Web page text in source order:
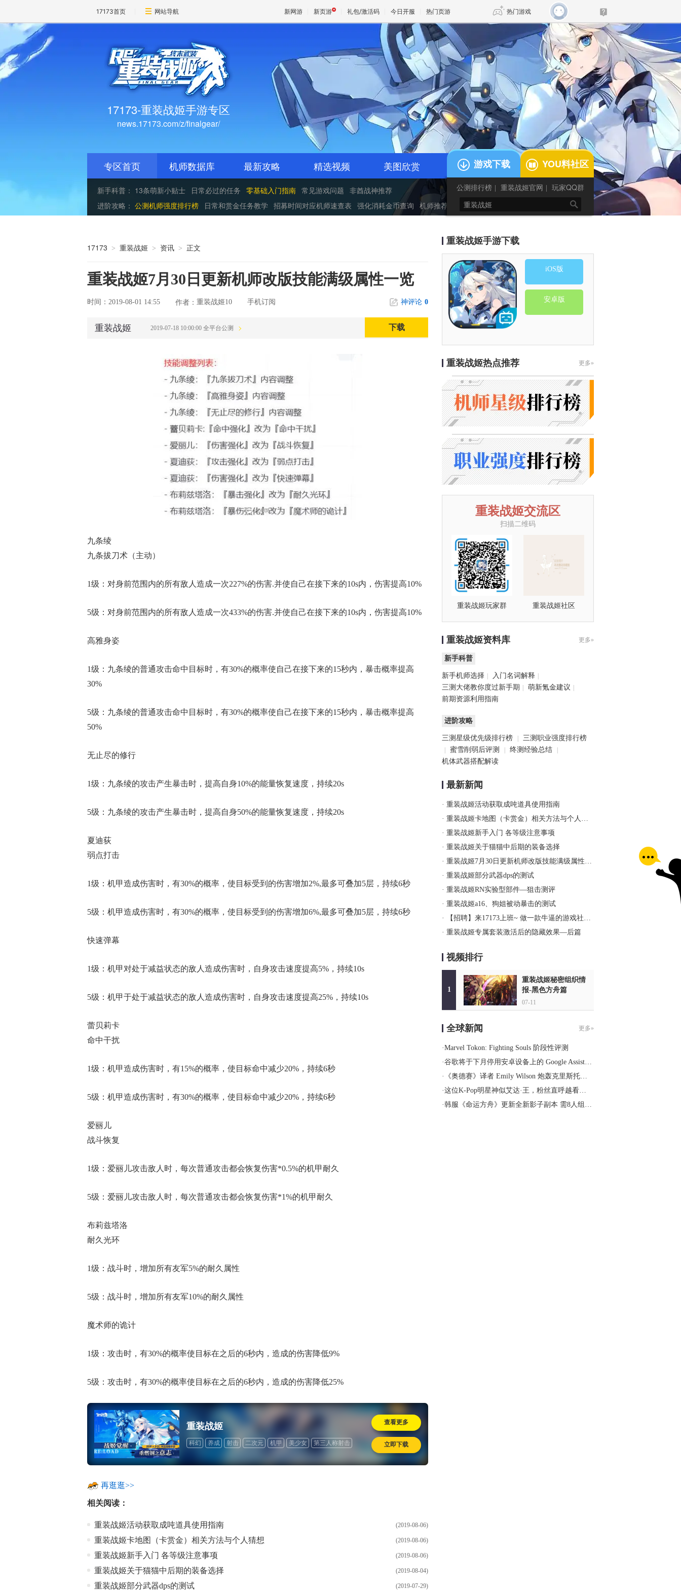
17173首页 网站导航 新网游 新页游 礼包/激活码 今日开服 热门页游 热门游戏
魔兽 DNF
天堂 剑网3旗舰版 新天龙八部
王权与自由 诛仙世界 仙剑世界
17173-重装战姬手游专区
news.17173.com/z/finalgear/
专区首页 机师数据库 最新攻略 精选视频 美图欣赏
新手科普： 13条萌新小贴士 日常必过的任务 零基础入门指南 常见游戏问题 非酋战神推荐
进阶攻略： 公测机师强度排行榜 日常和赏金任务教学 招募时间对应机师速查表 强化消耗金币查询 机师推荐和资源分配
游戏下载 YOU料社区
公测排行榜 重装战姬官网 玩家QQ群

17173 > 重装战姬 > 资讯 > 正文
重装战姬7月30日更新机师改版技能满级属性一览
时间：2019-08-01 14:55 作者： 重装战姬10 手机订阅 神评论 0
重装战姬 2019-07-18 10:00:00 全平台公测 下载
九条绫
九条拔刀术（主动）
1级：对身前范围内的所有敌人造成一次227%的伤害.并使自己在接下来的10s内，伤害提高10%
5级：对身前范围内的所有敌人造成一次433%的伤害.并使自己在接下来的10s内，伤害提高10%
高雅身姿
1级：九条绫的普通攻击命中目标时，有30%的概率使自己在接下来的15秒内，暴击概率提高
30%
5级：九条绫的普通攻击命中目标时，有30%的概率使自己在接下来的15秒内，暴击概率提高
50%
无止尽的修行
1级：九条绫的攻击产生暴击时，提高自身10%的能量恢复速度，持续20s
5级：九条绫的攻击产生暴击时，提高自身50%的能量恢复速度，持续20s
夏迪荻
弱点打击
1级：机甲造成伤害时，有30%的概率，使目标受到的伤害增加2%,最多可叠加5层，持续6秒
5级：机甲造成伤害时，有30%的概率，使目标受到的伤害增加6%,最多可叠加5层，持续6秒
快速弹幕
1级：机甲对处于减益状态的敌人造成伤害时，自身攻击速度提高5%，持续10s
5级：机甲于处于减益状态的敌人造成伤害时，自身攻击速度提高25%，持续10s
蕾贝莉卡
命中干扰
1级：机甲造成伤害时，有15%的概率，使目标命中减少20%，持续6秒
5级：机甲造成伤害时，有30%的概率，使目标命中减少20%，持续6秒
爱丽儿
战斗恢复
1级：爱丽儿攻击敌人时，每次普通攻击都会恢复伤害*0.5%的机甲耐久
5级：爱丽儿攻击敌人时，每次普通攻击都会恢复伤害*1%的机甲耐久
布莉兹塔洛
耐久光环
1级：战斗时，增加所有友军5%的耐久属性
5级：战斗时，增加所有友军10%的耐久属性
魔术师的诡计
1级：攻击时，有30%的概率使目标在之后的6秒内，造成的伤害降低9%
5级：攻击时，有30%的概率使目标在之后的6秒内，造成的伤害降低25%
重装战姬
科幻 养成 射击 二次元 机甲 美少女 第三人称射击
查看更多
立即下载
再逛逛>>
相关阅读：
(2019-08-06)
重装战姬活动获取成吨道具使用指南
(2019-08-06)
重装战姬卡地图（卡赏金）相关方法与个人猜想
(2019-08-06)
重装战姬新手入门 各等级注意事项
(2019-08-04)
重装战姬关于猫猫中后期的装备选择
(2019-07-29)
重装战姬部分武器dps的测试
重装战姬手游下载
iOS版
安卓版
重装战姬热点推荐 更多»
重装战姬交流区
扫描二维码
重装战姬玩家群 重装战姬社区
重装战姬资料库 更多»
新手科普
新手机师选择 入门名词解释
三测大佬教你度过新手期 萌新氪金建议
前期资源利用指南
进阶攻略
三测星级优先级排行榜 三测职业强度排行榜
蜜雪削弱后评测 终测经验总结
机体武器搭配解读
最新新闻
· 重装战姬活动获取成吨道具使用指南
· 重装战姬卡地图（卡赏金）相关方法与个人猜想
· 重装战姬新手入门 各等级注意事项
· 重装战姬关于猫猫中后期的装备选择
· 重装战姬7月30日更新机师改版技能满级属性一览
· 重装战姬部分武器dps的测试
· 重装战姬RN实验型部件—狙击测评
· 重装战姬a16、狗姐被动暴击的测试
·
【招聘】来17173上班~ 做一款牛逼的游戏社区APP
· 重装战姬专属套装激活后的隐藏效果—后篇
视频排行
1
重装战姬秘密组织情
报-黑色方舟篇
07-11
全球新闻 更多»
·Marvel Tokon: Fighting Souls 阶段性评测
·谷歌将于下月停用安卓设备上的 Google Assistant
·
《奥德赛》译者 Emily Wilson 炮轰克里斯托弗·诺兰对“宙斯之法”的理解
·这位K-Pop明星神似艾达·王，粉丝直呼越看越像
·韩服《命运方舟》更新全新影子副本 需8人组队挑战